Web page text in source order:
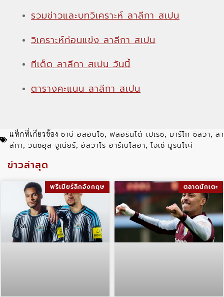
รวมข่าวและบทวิเคราะห์ ลาลีกา สเปน
วิเคราะห์ก่อนแข่ง ลาลีกา สเปน
ทีเด็ด ลาลีกา สเปน วันนี้
ตารางคะแนน ลาลีกา สเปน
แท็กที่เกียวข้อง ซาบี อลอนโซ, ฟลอรินโต้ เปเรซ, มาร์โก ซิลวา, ลา
ลีกา, วินิซิอุส จูเนียร์, อัลวาโร อาร์เบโลอา, โจเซ่ มูรินโญ่
ข่าวล่าสุด
พรีเมียร์ลีกอังกฤษ ตลาดนักเตะ